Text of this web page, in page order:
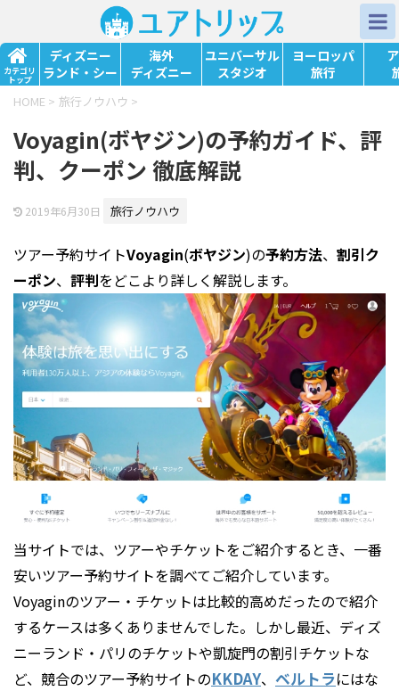
カテゴリ
トップ
ディズニー
ランド・シー
海外
ディズニー
ユニバーサル
スタジオ
ヨーロッパ
旅行
HOME > 旅行ノウハウ >
Voyagin(ボヤジン)の予約ガイド、評
判、クーポン 徹底解説
2019年6月30日 旅行ノウハウ
ツアー予約サイトVoyagin(ボヤジン)の予約方法、 割引ク
ーポン、 評判をどこより詳しく解説します。
当サイトでは、ツアーやチケットをご紹介するとき、一番
安いツアー予約サイトを調べてご紹介しています。
Voyaginのツアー・チケットは比較的高めだったので紹介
するケースは多くありませんでした。しかし最近、ディズ
ニーランド・パリのチケットや凱旋門の割引チケットな
ど、競合のツアー予約サイトのKKDAY、 ベルトラにはな